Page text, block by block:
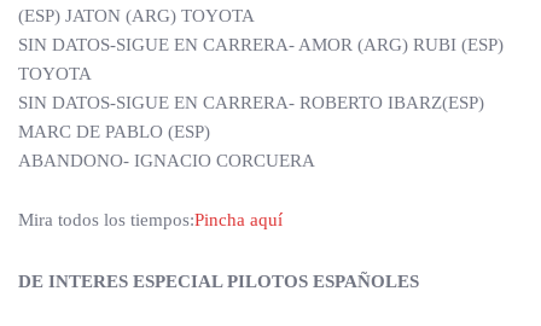
(ESP) JATON (ARG) TOYOTA
SIN DATOS-SIGUE EN CARRERA- AMOR (ARG) RUBI (ESP)
TOYOTA
SIN DATOS-SIGUE EN CARRERA- ROBERTO IBARZ(ESP)
MARC DE PABLO (ESP)
ABANDONO- IGNACIO CORCUERA
Mira todos los tiempos:Pincha aquí
DE INTERES ESPECIAL PILOTOS ESPAÑOLES